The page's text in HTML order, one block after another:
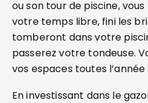
ou son tour de piscine,
votre temps libre, fini les
tomberont dans votre
passerez votre tondeuse.
vos espaces toutes
En investissant dans le